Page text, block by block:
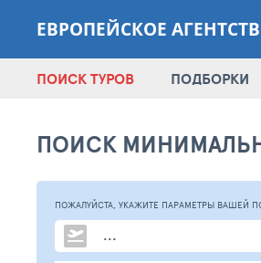
ЕВРОПЕЙСКОЕ
ПОИСК ТУРОВ ПОДБОРКИ
ПОИСК
ПОЖАЛУЙСТА, УКАЖИТЕ ПАРАМЕТРЫ ВАШЕЙ
...